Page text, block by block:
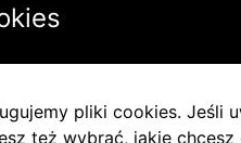
NA ETAPIE
pliki cookies. Jeśli
też wybrać, jakie